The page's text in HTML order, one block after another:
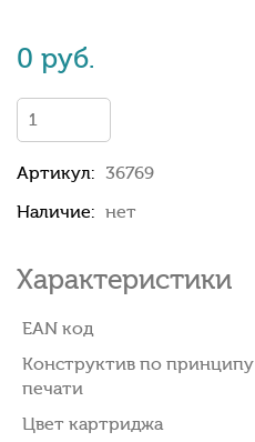
0 руб.
Артикул: 36769
Наличие: нет
Характеристики
EAN код
Конструктив по принципу
печати
Цвет картриджа